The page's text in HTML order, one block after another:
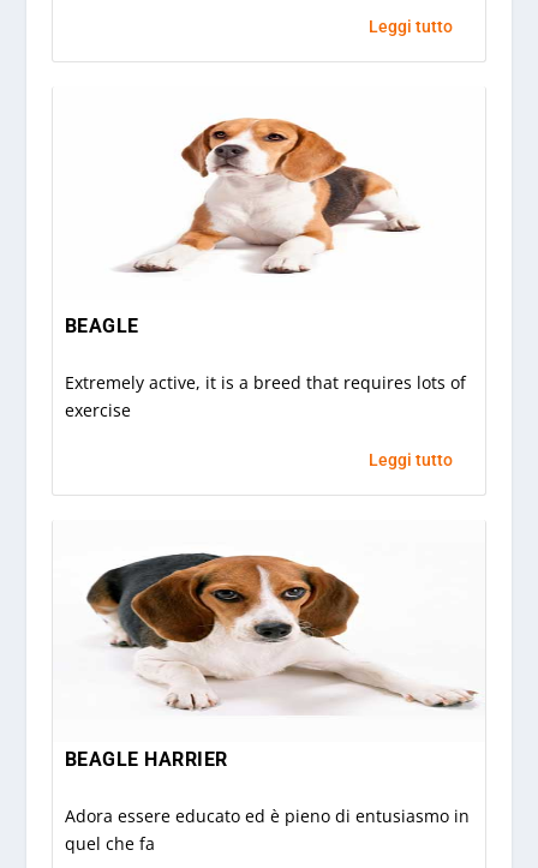
Leggi tutto
BEAGLE
Extremely active, it is a breed that requires lots of
exercise
Leggi tutto
BEAGLE HARRIER
Adora essere educato ed è pieno di entusiasmo in
quel che fa